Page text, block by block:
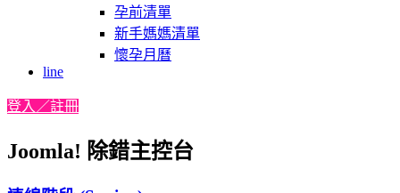
孕前清單
新手媽媽清單
懷孕月曆
line
登入／註冊
Joomla! 除錯主控台